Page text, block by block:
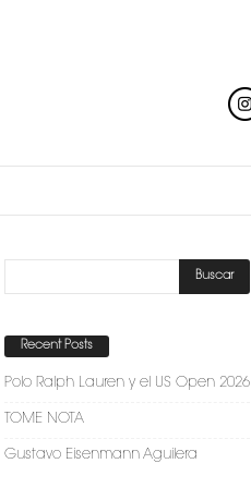
Recent Posts
Polo Ralph Lauren y el US Open 2026
TOME NOTA
Gustavo Eisenmann Aguilera